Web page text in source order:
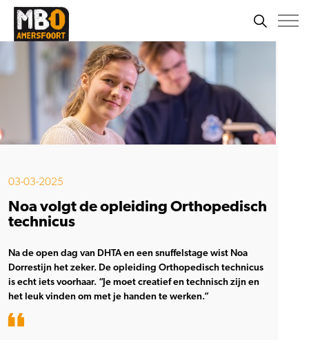
03-03-2025
Noa volgt de opleiding Orthopedisch
technicus
Na de open dag van DHTA en een snuffelstage wist Noa
Dorrestijn het zeker. De opleiding Orthopedisch technicus
is echt iets voorhaar. “Je moet creatief en technisch zijn en
het leuk vinden om met je handen te werken.”